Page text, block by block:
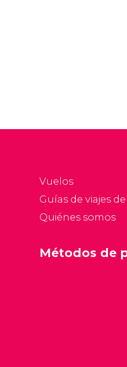
Vuelos
Guías de viajes
Quiénes somos
Métodos de